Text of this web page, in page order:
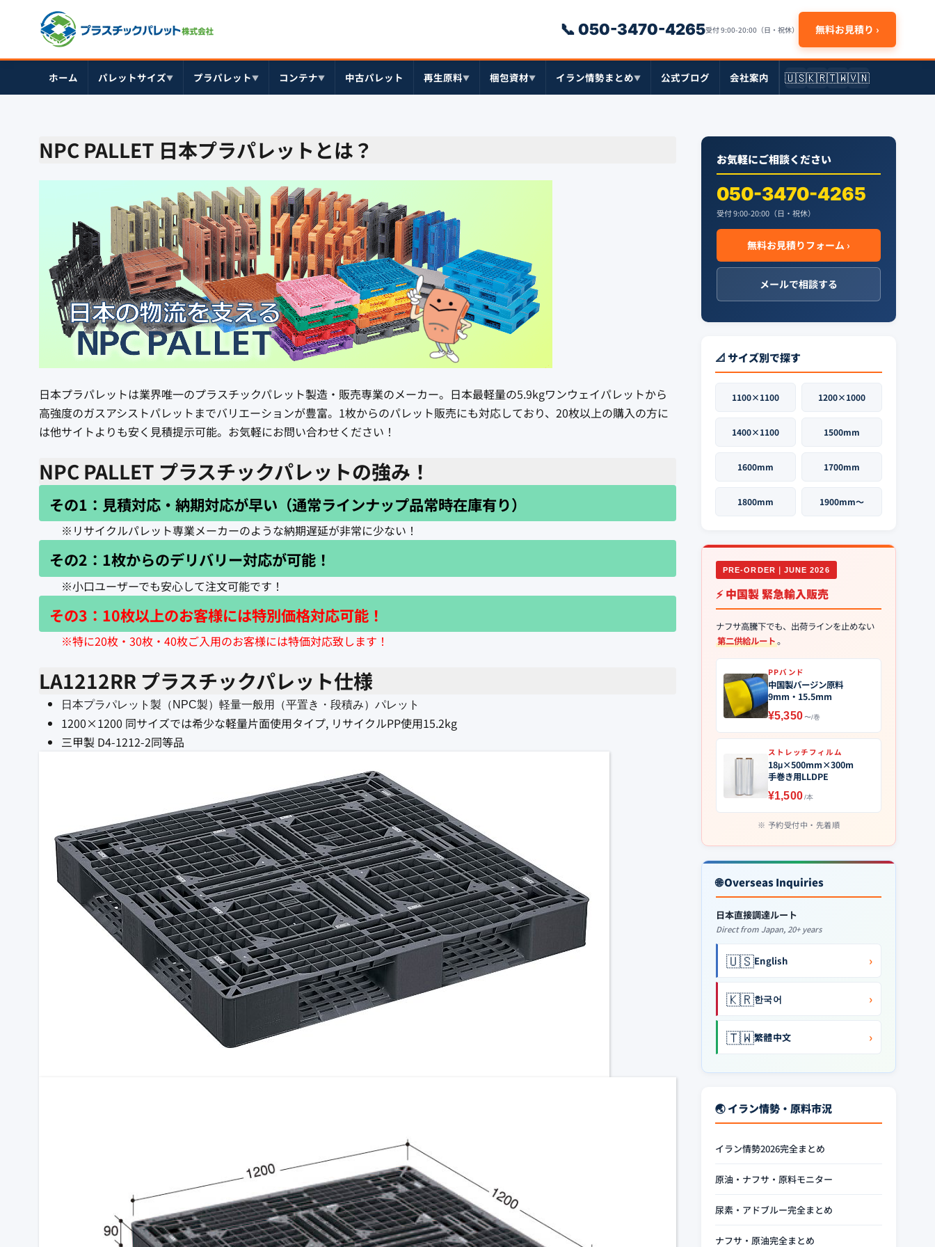
📞 050-3470-4265受付 9:00-20:00（日・祝休） 無料お見積り ›
ホーム パレットサイズ▼ プラパレット▼ コンテナ▼ 中古パレット 再生原料▼ 梱包資材▼ イラン情勢まとめ▼ 公式ブログ 会社案内 🇺🇸🇰🇷🇹🇼🇻🇳
NPC PALLET 日本プラパレットとは？
日本プラパレットは業界唯一のプラスチックパレット製造・販売専業のメーカー。日本最軽量の5.9kgワンウェイパレットから
高強度のガスアシストパレットまでバリエーションが豊富。1枚からのパレット販売にも対応しており、20枚以上の購入の方に
は他サイトよりも安く見積提示可能。お気軽にお問い合わせください！
NPC PALLET プラスチックパレットの強み！
その1：見積対応・納期対応が早い（通常ラインナップ品常時在庫有り）
※リサイクルパレット専業メーカーのような納期遅延が非常に少ない！
その2：1枚からのデリバリー対応が可能！
※小口ユーザーでも安心して注文可能です！
その3：10枚以上のお客様には特別価格対応可能！
※特に20枚・30枚・40枚ご入用のお客様には特価対応致します！
LA1212RR プラスチックパレット仕様
日本プラパレット製（NPC製）軽量一般用（平置き・段積み）パレット
1200×1200 同サイズでは希少な軽量片面使用タイプ, リサイクルPP使用15.2kg
三甲製 D4-1212-2同等品
お気軽にご相談ください
050-3470-4265
受付 9:00-20:00（日・祝休）
無料お見積りフォーム ›
メールで相談する
📐 サイズ別で探す
1100×1100 1200×1000
1400×1100 1500mm
1600mm 1700mm
1800mm 1900mm〜
PRE-ORDER｜JUNE 2026
⚡ 中国製 緊急輸入販売
ナフサ高騰下でも、出荷ラインを止めない
第二供給ルート。
PPバンド
中国製バージン原料
9mm・15.5mm
¥5,350〜/巻
ストレッチフィルム
18μ×500mm×300m
手巻き用LLDPE
¥1,500/本
予約受付中・先着順
🌐 Overseas Inquiries
日本直接調達ルート
Direct from Japan, 20+ years
🇺🇸English ›
🇰🇷한국어 ›
🇹🇼繁體中文 ›
🌏 イラン情勢・原料市況
イラン情勢2026完全まとめ
原油・ナフサ・原料モニター
尿素・アドブルー完全まとめ
ナフサ・原油完全まとめ